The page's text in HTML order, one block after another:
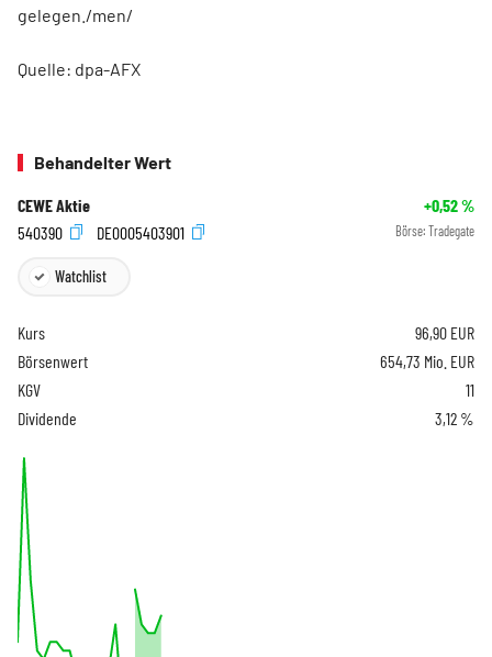
gelegen./men/
Quelle: dpa-AFX
Behandelter Wert
CEWE Aktie +0,52%
540390
DE0005403901 Börse: Tradegate
Watchlist
Kurs 96,90 EUR
Börsenwert
654,73 Mio. EUR
KGV
11
Dividende
3,12 %